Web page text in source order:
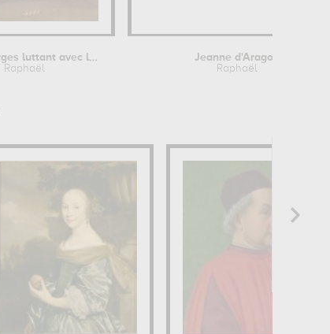
Saint Georges luttant avec le dragon
Raphaël
Jeanne d'Aragon
Raphaël